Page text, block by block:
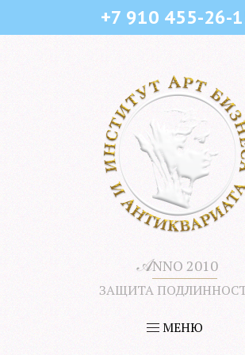
+7 910 455-26-
𝒜NNO 2010
ЗАЩИТА
МЕНЮ